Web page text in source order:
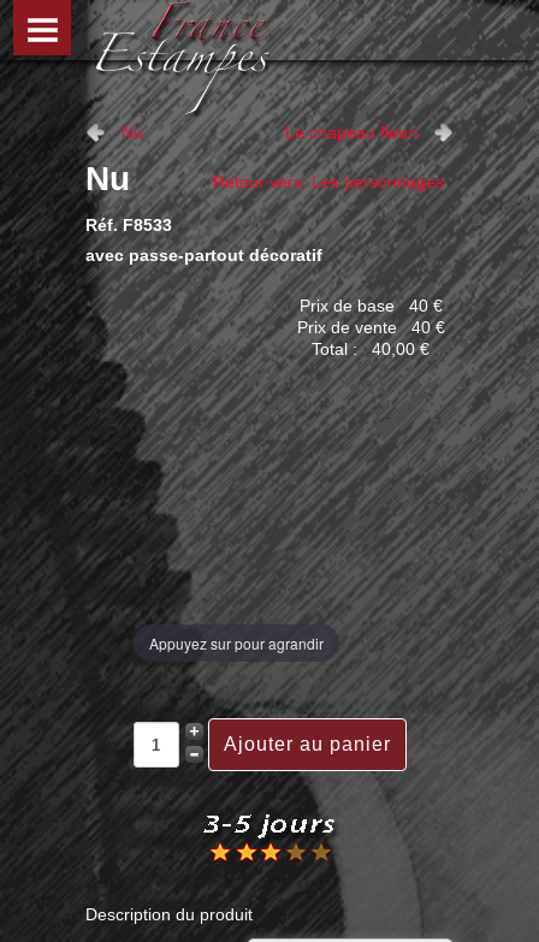
Nu Le chapeau fleuri
Retour vers: Les personnages
Nu
Réf. F8533
avec passe-partout décoratif
Appuyez sur pour agrandir
Prix de base
40 €
Prix ​​de vente
40 €
Total :
40,00 €
Description du produit